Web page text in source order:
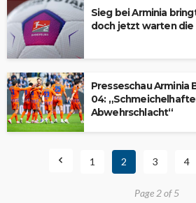
Sieg bei Arminia
doch jetzt warten die
Presseschau Arminia
04:
Abwehrschlacht“
1 2 3 4
Page 2 of 5